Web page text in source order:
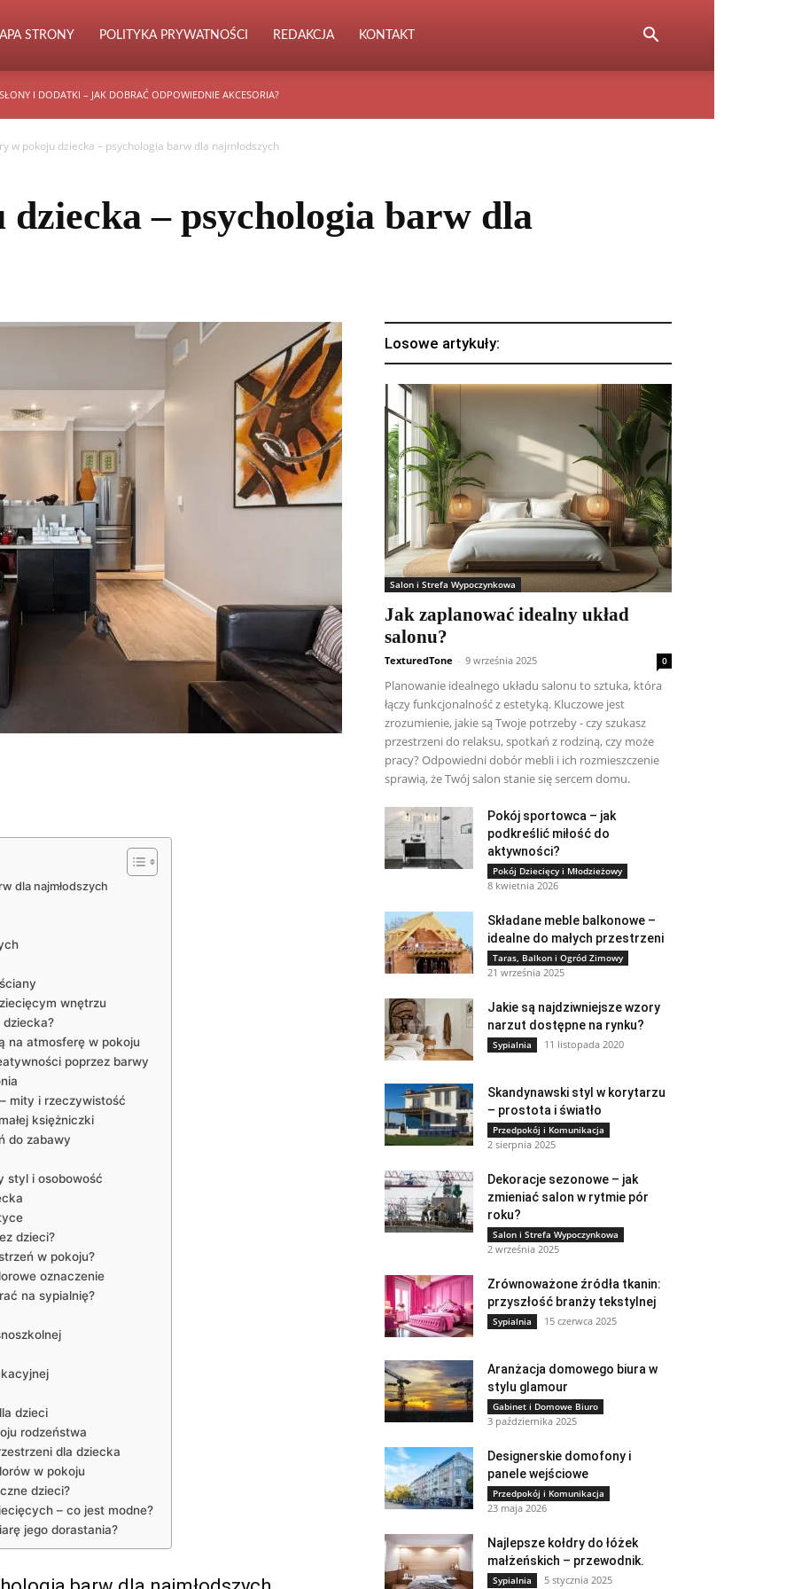
STRONY POLITYKA PRYWATNOŚCI REDAKCJA KONTAKT
I DODATKI – JAK DOBRAĆ ODPOWIEDNIE AKCESORIA?
w pokoju dziecka – psychologia barw dla najmłodszych
– psychologia barw dla
dla najmłodszych
wnętrzu
na atmosferę​ w pokoju
⁤poprzez⁢ barwy
mity ⁢i rzeczywistość
księżniczki
do zabawy
styl i osobowość
dzieci?
w pokoju?
⁤oznaczenie
na sypialnię?
dzieci
rodzeństwa
‍dla⁣ dziecka
w pokoju
dzieci?
– co jest modne?
jego dorastania?
Losowe artykuły:
Salon i Strefa Wypoczynkowa
Jak zaplanować idealny układ
salonu?
TexturedTone - 9 września 2025 0
Planowanie idealnego układu salonu to sztuka, która
łączy funkcjonalność z estetyką. Kluczowe jest
zrozumienie, jakie są Twoje potrzeby - czy szukasz
przestrzeni do relaksu, spotkań z rodziną, czy może
pracy? Odpowiedni dobór mebli i ich rozmieszczenie
sprawią, że Twój salon stanie się sercem domu.
Pokój sportowca – jak
podkreślić miłość do
aktywności?
Pokój Dziecięcy i Młodzieżowy
8 kwietnia 2026
Składane meble balkonowe –
idealne do małych przestrzeni
Taras, Balkon i Ogród Zimowy
21 września 2025
Jakie są najdziwniejsze wzory
narzut dostępne na rynku?
Sypialnia 11 listopada 2020
Skandynawski styl w korytarzu
– prostota i światło
Przedpokój i Komunikacja
2 sierpnia 2025
Dekoracje sezonowe – jak
zmieniać salon w rytmie pór
roku?
Salon i Strefa Wypoczynkowa
2 września 2025
Zrównoważone źródła tkanin:
przyszłość branży tekstylnej
Sypialnia 15 czerwca 2025
Aranżacja domowego biura w
stylu glamour
Gabinet i Domowe Biuro
3 października 2025
Designerskie domofony i
panele wejściowe
Przedpokój i Komunikacja
23 maja 2026
Najlepsze kołdry do łóżek
małżeńskich – przewodnik.
Sypialnia 5 stycznia 2025